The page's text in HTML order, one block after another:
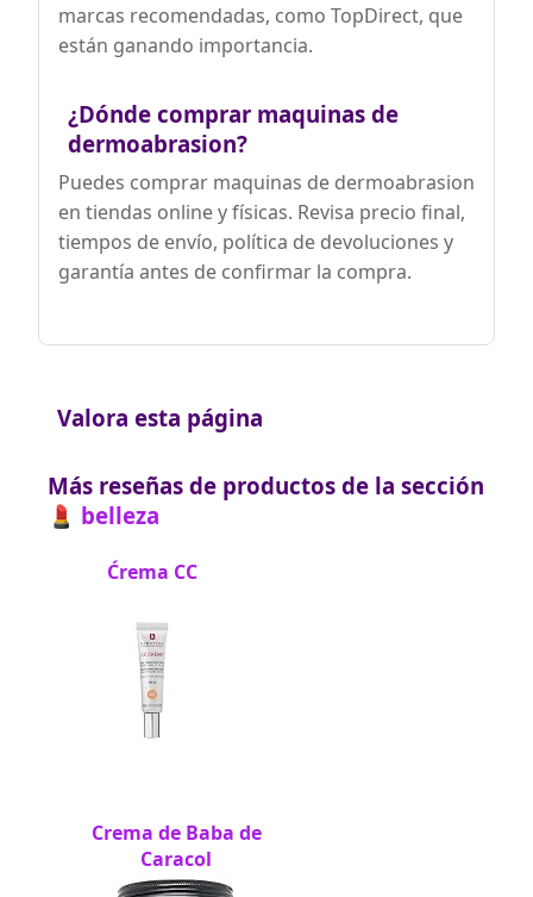
marcas recomendadas, como TopDirect, que
están ganando importancia.
¿Dónde comprar maquinas de
dermoabrasion?
Puedes comprar maquinas de dermoabrasion
en tiendas online y físicas. Revisa precio final,
tiempos de envío, política de devoluciones y
garantía antes de confirmar la compra.
Valora esta página
Más reseñas de productos de la sección
💄 belleza
Ćrema CC
Crema de Baba de
Caracol